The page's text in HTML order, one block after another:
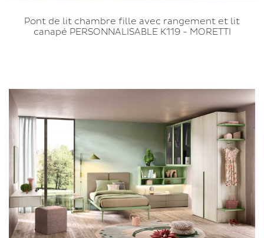
Pont de lit chambre fille avec rangement et lit
canapé PERSONNALISABLE K119 - MORETTI